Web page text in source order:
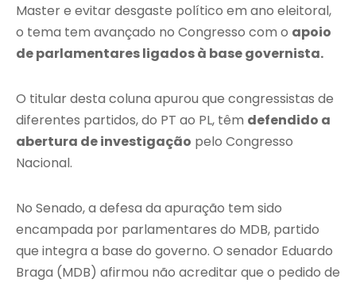
Master e evitar desgaste político em ano eleitoral,
o tema tem avançado no Congresso com o apoio
de parlamentares ligados à base governista.
O titular desta coluna apurou que congressistas de
diferentes partidos, do PT ao PL, têm defendido a
abertura de investigação pelo Congresso
Nacional.
No Senado, a defesa da apuração tem sido
encampada por parlamentares do MDB, partido
que integra a base do governo. O senador Eduardo
Braga (MDB) afirmou não acreditar que o pedido de